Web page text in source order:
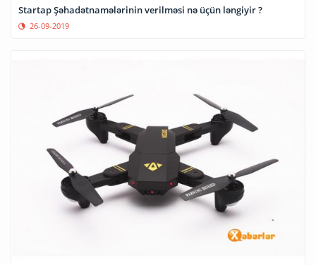
Startap Şəhadətnamələrinin verilməsi nə üçün ləngiyir ?
26-09-2019